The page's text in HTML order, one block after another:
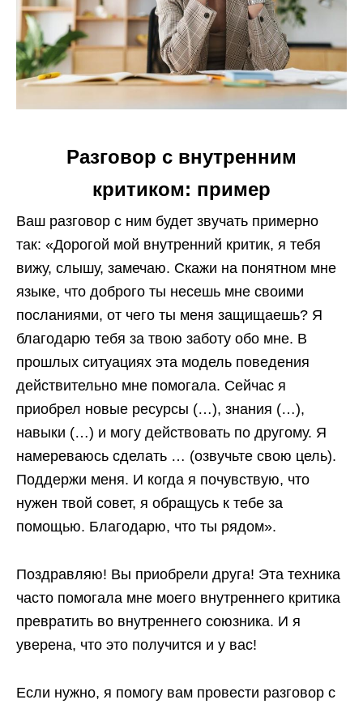
Разговор с внутренним
критиком: пример
Ваш разговор с ним будет звучать примерно
так: «Дорогой мой внутренний критик, я тебя
вижу, слышу, замечаю. Скажи на понятном мне
языке, что доброго ты несешь мне своими
посланиями, от чего ты меня защищаешь? Я
благодарю тебя за твою заботу обо мне. В
прошлых ситуациях эта модель поведения
действительно мне помогала. Сейчас я
приобрел новые ресурсы (…), знания (…),
навыки (…) и могу действовать по другому. Я
намереваюсь сделать … (озвучьте свою цель).
Поддержи меня. И когда я почувствую, что
нужен твой совет, я обращусь к тебе за
помощью. Благодарю, что ты рядом».
Поздравляю! Вы приобрели друга! Эта техника
часто помогала мне моего внутреннего критика
превратить во внутреннего союзника. И я
уверена, что это получится и у вас!
Если нужно, я помогу вам провести разговор с